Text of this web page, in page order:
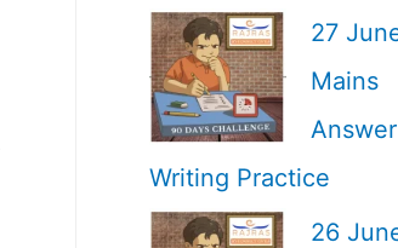
27
Mains
Answer
Writing Practice
26